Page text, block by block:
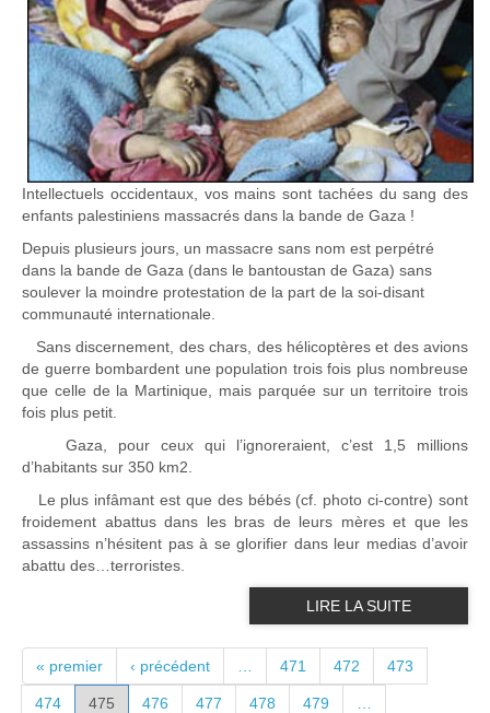
Intellectuels occidentaux, vos mains sont tachées du sang des
enfants palestiniens massacrés dans la bande de Gaza !
Depuis plusieurs jours, un massacre sans nom est perpétré
dans la bande de Gaza (dans le bantoustan de Gaza) sans
soulever la moindre protestation de la part de la soi-disant
communauté internationale.
Sans discernement, des chars, des hélicoptères et des avions
de guerre bombardent une population trois fois plus nombreuse
que celle de la Martinique, mais parquée sur un territoire trois
fois plus petit.
Gaza, pour ceux qui l’ignoreraient, c’est 1,5 millions
d’habitants sur 350 km2.
Le plus infâmant est que des bébés (cf. photo ci-contre) sont
froidement abattus dans les bras de leurs mères et que les
assassins n’hésitent pas à se glorifier dans leur medias d’avoir
abattu des…terroristes.
LIRE LA SUITE
PAGES
« premier ‹ précédent 471 472 473
474 475 476 477 478 479